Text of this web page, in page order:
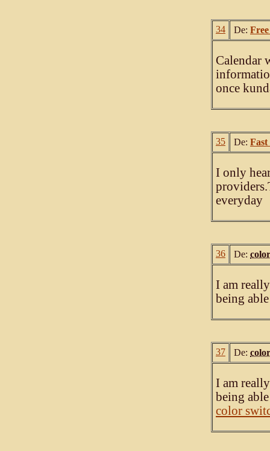
34 De:
Calendar
once
35 De: Fast
I only
everyday
36 De:
I am
being
37 De:
I am
being
color